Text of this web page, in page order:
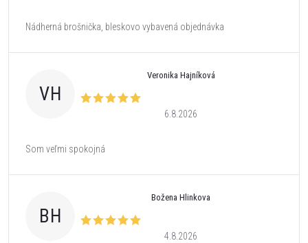
Nádherná brošnička, bleskovo vybavená objednávka
VH
Veronika Hajníková
6.8.2026
Som veľmi spokojná
BH
Božena Hlinkova
4.8.2026